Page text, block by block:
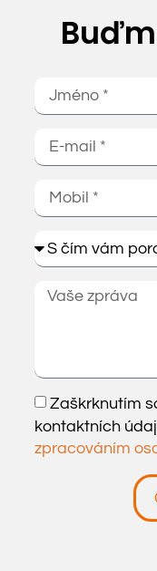
Zaškrknutím
kontaktních
zpracováním